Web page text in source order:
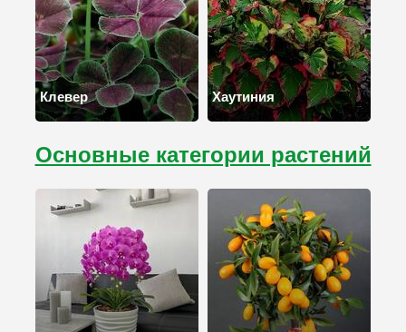
Клевер Хаутиния
Основные категории растений